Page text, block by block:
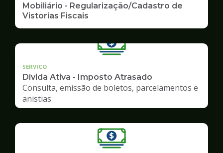
Mobiliário - Regularização/Cadastro de
Vistorias Fiscais
SERVICO
Dívida Ativa - Imposto Atrasado
Consulta, emissão de boletos, parcelamentos e
anistias